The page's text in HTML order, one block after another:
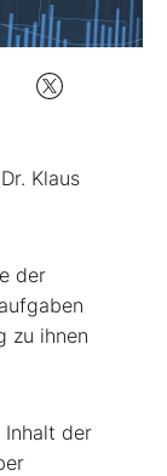
Klaus
der
zu ihnen
Inhalt der